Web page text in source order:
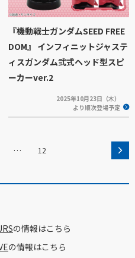
『機動戦士ガンダムSEED FREE
DOM』 インフィニットジャステ
ィスガンダム弐式ヘッド型スピ
ーカーver.2
2025年10月23日（木）
より順次登場予定
… 12
の情報はこちら
の情報はこちら